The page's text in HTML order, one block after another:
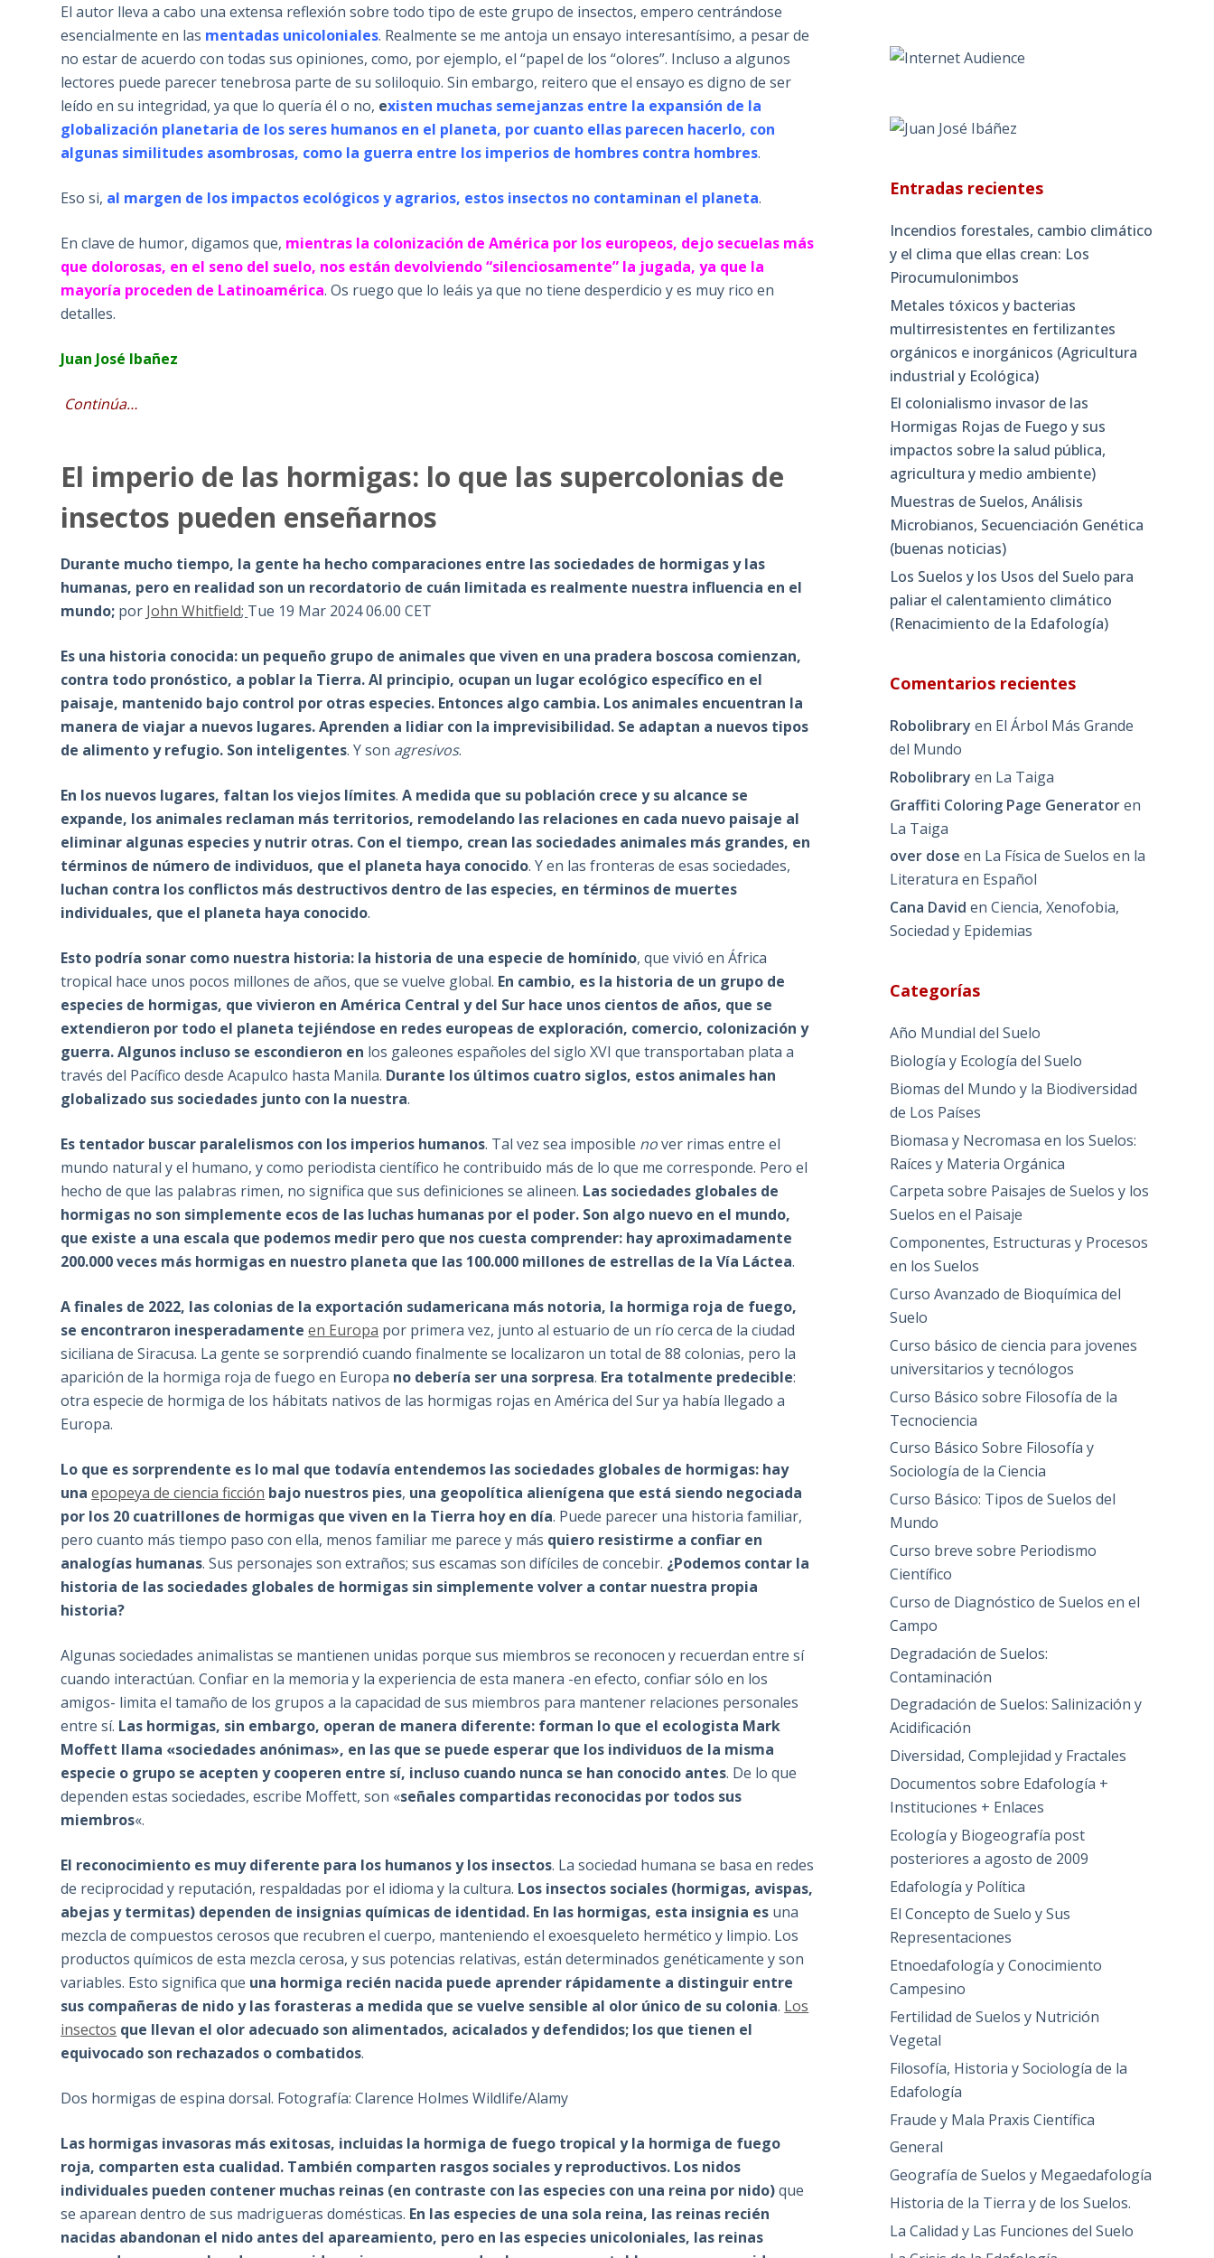
El autor lleva a cabo una extensa reflexión sobre todo tipo de este grupo de insectos, empero centrándose
esencialmente en las mentadas unicoloniales. Realmente se me antoja un ensayo interesantísimo, a pesar de
no estar de acuerdo con todas sus opiniones, como, por ejemplo, el “papel de los “olores”. Incluso a algunos
lectores puede parecer tenebrosa parte de su soliloquio. Sin embargo, reitero que el ensayo es digno de ser
leído en su integridad, ya que lo quería él o no, existen muchas semejanzas entre la expansión de la
globalización planetaria de los seres humanos en el planeta, por cuanto ellas parecen hacerlo, con
algunas similitudes asombrosas, como la guerra entre los imperios de hombres contra hombres.
Eso si, al margen de los impactos ecológicos y agrarios, estos insectos no contaminan el planeta.
En clave de humor, digamos que, mientras la colonización de América por los europeos, dejo secuelas más
que dolorosas, en el seno del suelo, nos están devolviendo “silenciosamente” la jugada, ya que la
mayoría proceden de Latinoamérica. Os ruego que lo leáis ya que no tiene desperdicio y es muy rico en
detalles.
Juan José Ibañez
Continúa…
El imperio de las hormigas: lo que las supercolonias de
insectos pueden enseñarnos
Durante mucho tiempo, la gente ha hecho comparaciones entre las sociedades de hormigas y las
humanas, pero en realidad son un recordatorio de cuán limitada es realmente nuestra influencia en el
mundo; por John Whitfield; Tue 19 Mar 2024 06.00 CET
Es una historia conocida: un pequeño grupo de animales que viven en una pradera boscosa comienzan,
contra todo pronóstico, a poblar la Tierra. Al principio, ocupan un lugar ecológico específico en el
paisaje, mantenido bajo control por otras especies. Entonces algo cambia. Los animales encuentran la
manera de viajar a nuevos lugares. Aprenden a lidiar con la imprevisibilidad. Se adaptan a nuevos tipos
de alimento y refugio. Son inteligentes. Y son agresivos.
En los nuevos lugares, faltan los viejos límites.A medida que su población crece y su alcance se
expande, los animales reclaman más territorios, remodelando las relaciones en cada nuevo paisaje al
eliminar algunas especies y nutrir otras. Con el tiempo, crean las sociedades animales más grandes, en
términos de número de individuos, que el planeta haya conocido. Y en las fronteras de esas sociedades,
luchan contra los conflictos más destructivos dentro de las especies, en términos de muertes
individuales, que el planeta haya conocido.
Esto podría sonar como nuestra historia: la historia de una especie de homínido, que vivió en África
tropical hace unos pocos millones de años, que se vuelve global. En cambio, es la historia de un grupo de
especies de hormigas, que vivieron en América Central y del Sur hace unos cientos de años, que se
extendieron por todo el planeta tejiéndose en redes europeas de exploración, comercio, colonización y
guerra. Algunos incluso se escondieron en los galeones españoles del siglo XVI que transportaban plata a
través del Pacífico desde Acapulco hasta Manila. Durante los últimos cuatro siglos, estos animales han
globalizado sus sociedades junto con la nuestra.
Es tentador buscar paralelismos con los imperios humanos. Tal vez sea imposible nover rimas entre el
mundo natural y el humano, y como periodista científico he contribuido más de lo que me corresponde. Pero el
hecho de que las palabras rimen, no significa que sus definiciones se alineen. Las sociedades globales de
hormigas no son simplemente ecos de las luchas humanas por el poder. Son algo nuevo en el mundo,
que existe a una escala que podemos medir pero que nos cuesta comprender: hay aproximadamente
200.000 veces más hormigas en nuestro planeta que las 100.000 millones de estrellas de la Vía Láctea.
A finales de 2022, las colonias de la exportación sudamericana más notoria, la hormiga roja de fuego,
se encontraron inesperadamente en Europa por primera vez, junto al estuario de un río cerca de la ciudad
siciliana de Siracusa. La gente se sorprendió cuando finalmente se localizaron un total de 88 colonias, pero la
aparición de la hormiga roja de fuego en Europa no debería ser una sorpresa. Era totalmente predecible:
otra especie de hormiga de los hábitats nativos de las hormigas rojas en América del Sur ya había llegado a
Europa.
Lo que es sorprendente es lo mal que todavía entendemos las sociedades globales de hormigas: hay
una epopeya de ciencia ficción bajo nuestros pies, una geopolítica alienígena que está siendo negociada
por los 20 cuatrillones de hormigas que viven en la Tierra hoy en día. Puede parecer una historia familiar,
pero cuanto más tiempo paso con ella, menos familiar me parece y más quiero resistirme a confiar en
analogías humanas. Sus personajes son extraños; sus escamas son difíciles de concebir. ¿Podemos contar la
historia de las sociedades globales de hormigas sin simplemente volver a contar nuestra propia
historia?
Algunas sociedades animalistas se mantienen unidas porque sus miembros se reconocen y recuerdan entre sí
cuando interactúan. Confiar en la memoria y la experiencia de esta manera -en efecto, confiar sólo en los
amigos- limita el tamaño de los grupos a la capacidad de sus miembros para mantener relaciones personales
entre sí. Las hormigas, sin embargo, operan de manera diferente: forman lo que el ecologista Mark
Moffett llama «sociedades anónimas», en las que se puede esperar que los individuos de la misma
especie o grupo se acepten y cooperen entre sí, incluso cuando nunca se han conocido antes. De lo que
dependen estas sociedades, escribe Moffett, son «señales compartidas reconocidas por todos sus
miembros«.
El reconocimiento es muy diferente para los humanos y los insectos. La sociedad humana se basa en redes
de reciprocidad y reputación, respaldadas por el idioma y la cultura. Los insectos sociales (hormigas, avispas,
abejas y termitas) dependen de insignias químicas de identidad. En las hormigas, esta insignia es una
mezcla de compuestos cerosos que recubren el cuerpo, manteniendo el exoesqueleto hermético y limpio. Los
productos químicos de esta mezcla cerosa, y sus potencias relativas, están determinados genéticamente y son
variables. Esto significa que una hormiga recién nacida puede aprender rápidamente a distinguir entre
sus compañeras de nido y las forasteras a medida que se vuelve sensible al olor único de su colonia. Los
insectos que llevan el olor adecuado son alimentados, acicalados y defendidos; los que tienen el
equivocado son rechazados o combatidos.
Dos hormigas de espina dorsal. Fotografía: Clarence Holmes Wildlife/Alamy
Las hormigas invasoras más exitosas, incluidas la hormiga de fuego tropical y la hormiga de fuego
roja, comparten esta cualidad. También comparten rasgos sociales y reproductivos. Los nidos
individuales pueden contener muchas reinas (en contraste con las especies con una reina por nido)que
se aparean dentro de sus madrigueras domésticas. En las especies de una sola reina, las reinas recién
nacidas abandonan el nido antes del apareamiento, pero en las especies unicoloniales, las reinas
Entradas recientes
Incendios forestales, cambio climático
y el clima que ellas crean: Los
Pirocumulonimbos
Metales tóxicos y bacterias
multirresistentes en fertilizantes
orgánicos e inorgánicos (Agricultura
industrial y Ecológica)
El colonialismo invasor de las
Hormigas Rojas de Fuego y sus
impactos sobre la salud pública,
agricultura y medio ambiente)
Muestras de Suelos, Análisis
Microbianos, Secuenciación Genética
(buenas noticias)
Los Suelos y los Usos del Suelo para
paliar el calentamiento climático
(Renacimiento de la Edafología)
Comentarios recientes
Robolibrary en El Árbol Más Grande
del Mundo
Robolibrary en La Taiga
Graffiti Coloring Page Generatoren
La Taiga
over dose en La Física de Suelos en la
Literatura en Español
Cana David enCiencia, Xenofobia,
Sociedad y Epidemias
Categorías
Año Mundial del Suelo
Biología y Ecología del Suelo
Biomas del Mundo y la Biodiversidad
de Los Países
Biomasa y Necromasa en los Suelos:
Raíces y Materia Orgánica
Carpeta sobre Paisajes de Suelos y los
Suelos en el Paisaje
Componentes, Estructuras y Procesos
en los Suelos
Curso Avanzado de Bioquímica del
Suelo
Curso básico de ciencia para jovenes
universitarios y tecnólogos
Curso Básico sobre Filosofía de la
Tecnociencia
Curso Básico Sobre Filosofía y
Sociología de la Ciencia
Curso Básico: Tipos de Suelos del
Mundo
Curso breve sobre Periodismo
Científico
Curso de Diagnóstico de Suelos en el
Campo
Degradación de Suelos:
Contaminación
Degradación de Suelos: Salinización y
Acidificación
Diversidad, Complejidad y Fractales
Documentos sobre Edafología +
Instituciones + Enlaces
Ecología y Biogeografía post
posteriores a agosto de 2009
Edafología y Política
El Concepto de Suelo y Sus
Representaciones
Etnoedafología y Conocimiento
Campesino
Fertilidad de Suelos y Nutrición
Vegetal
Filosofía, Historia y Sociología de la
Edafología
Fraude y Mala Praxis Científica
General
Geografía de Suelos y Megaedafología
Historia de la Tierra y de los Suelos.
La Calidad y Las Funciones del Suelo